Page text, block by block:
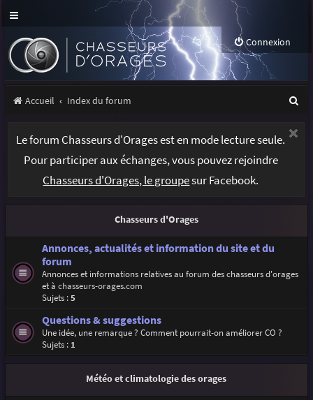
Connexion
Accueil Index du forum
r
Le forum Chasseurs d'Orages est en mode lecture seule.
Pour participer aux échanges, vous pouvez rejoindre
Chasseurs d'Orages, le groupesur Facebook.
Chasseurs d'Orages
Annonces, actualités et information du site et du
forum
Annonces et informations relatives au forum des chasseurs d'orages
et à chasseurs-orages.com
Sujets :5
Questions & suggestions
Une idée, une remarque ? Comment pourrait-on améliorer CO ?
Sujets : 1
Météo et climatologie des orages